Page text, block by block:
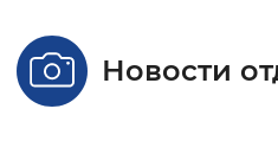
Стандартный
Новости